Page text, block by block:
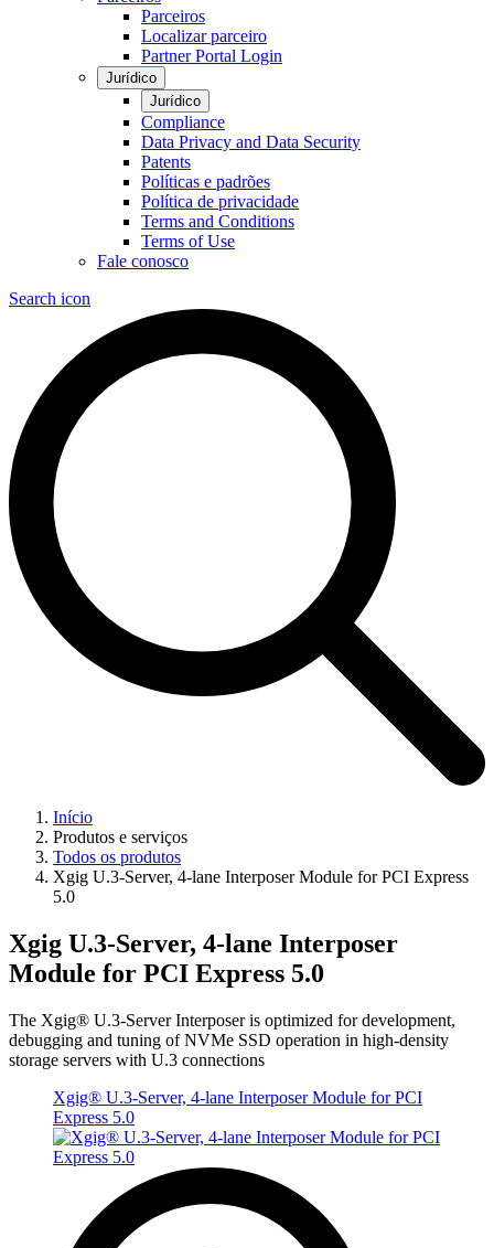
Parceiros
Localizar parceiro
Partner Portal Login
Jurídico
Jurídico
Compliance
Data Privacy and Data Security
Patents
Políticas e padrões
Política de privacidade
Terms and Conditions
Terms of Use
Fale conosco
Search icon
Início
Produtos e serviços
Todos os produtos
Xgig U.3-Server, 4-lane Interposer Module for PCI Express
5.0
Xgig U.3-Server, 4-lane Interposer
Module for PCI Express 5.0
The Xgig® U.3-Server Interposer is optimized for development,
debugging and tuning of NVMe SSD operation in high-density
storage servers with U.3 connections
Xgig® U.3-Server, 4-lane Interposer Module for PCI
Express 5.0